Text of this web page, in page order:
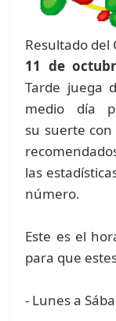
Resultado del
11 de
Tarde juega
medio día
su suerte
las
número.
Este es el
para que
- Lunes a